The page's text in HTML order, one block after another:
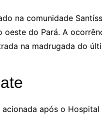
na comunidade
do Pará. A
na madrugada do
após o